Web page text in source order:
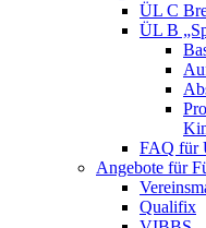
ÜL C
ÜL B
FAQ für
Angebote für
Qualifix